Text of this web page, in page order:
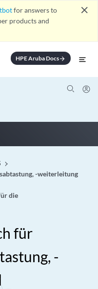
for answers to
products and
close
HPE Aruba Docsarrow_forward
-weiterleitung
die
für
-